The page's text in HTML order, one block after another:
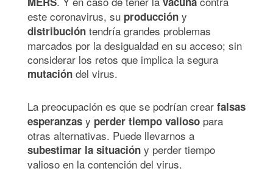
este coronavirus, su producción y
distribución tendría grandes problemas
marcados por la desigualdad en su acceso; sin
considerar los retos que implica la segura
mutación del virus.
La preocupación es que se podrían crear falsas
esperanzas y perder tiempo valioso para
otras alternativas. Puede llevarnos a
subestimar la situación y perder tiempo
valioso en la contención del virus.